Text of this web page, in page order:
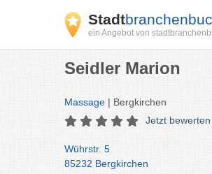
Stadt
ein Angebot von
Seidler Marion
Massage | Bergkirchen
Jetzt bewerten
Wührstr. 5
85232 Bergkirchen